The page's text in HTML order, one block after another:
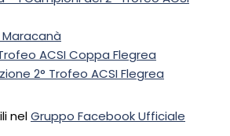
ACSI Coppa Flegrea
2° Trofeo ACSI Flegrea
nelGruppo Facebook Ufficiale